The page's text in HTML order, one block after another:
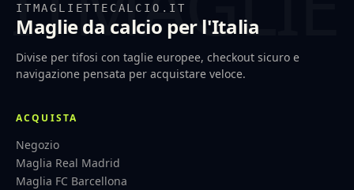
ITMAGLIETTECALCIO.IT
Maglie da calcio per l'Italia
Divise per tifosi con taglie europee, checkout sicuro e
navigazione pensata per acquistare veloce.
ACQUISTA
Negozio
Maglia Real Madrid
Maglia FC Barcellona